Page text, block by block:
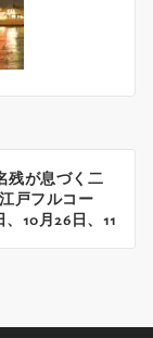
残が息づく二
戸フルコー
10月26日、11